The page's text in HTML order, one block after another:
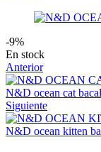
-9%
Availability:
En stock
Anterior
N&D ocean cat
Siguiente
N&D ocean kitten